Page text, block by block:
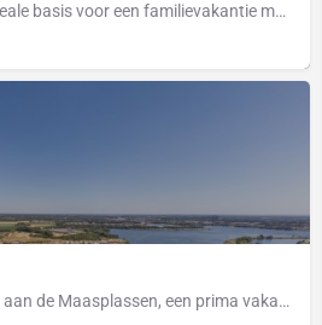
Tusken de Marren is de ideale basis voor een familievakantie met vismogelijkheden of een visvakantie met…
Maasresidence Thorn ligt aan de Maasplassen, een prima vakantiepark om een gezins vakantie te combineren met…